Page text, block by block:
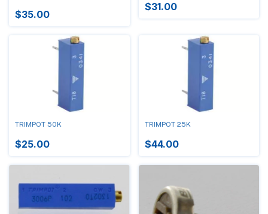
$35.00
$31.00
TRIMPOT 50K
$25.00
TRIMPOT 25K
$44.00